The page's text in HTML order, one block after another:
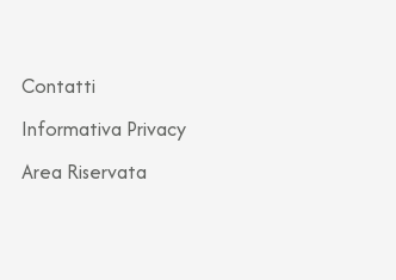
Contatti
Informativa Privacy
Area Riservata